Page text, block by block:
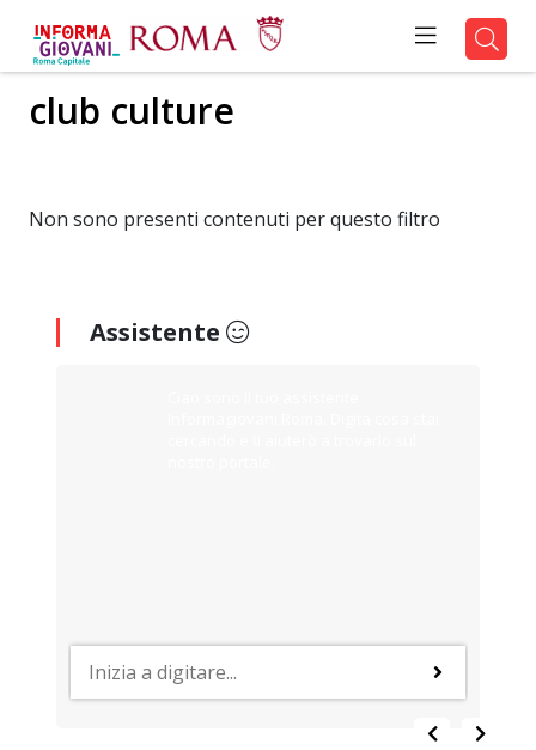
club culture
Non sono presenti contenuti per questo filtro
Assistente